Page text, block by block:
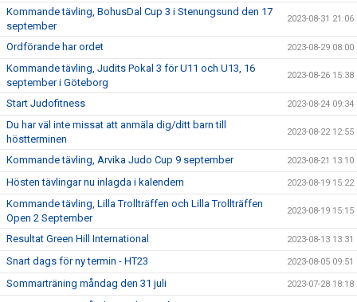
Kommande tävling, BohusDal Cup 3 i Stenungsund den 17
september
2023-08-31 21:06
Ordförande har ordet 2023-08-29 08:00
Kommande tävling, Judits Pokal 3 för U11 och U13, 16
september i Göteborg
2023-08-26 15:38
Start Judofitness 2023-08-24 09:34
Du har väl inte missat att anmäla dig/ditt barn till
höstterminen
2023-08-22 12:55
Kommande tävling, Arvika Judo Cup 9 september 2023-08-21 13:10
Hösten tävlingar nu inlagda i kalendern 2023-08-19 15:22
Kommande tävling, Lilla Trollträffen och Lilla Trollträffen
Open 2 September
2023-08-19 15:15
Resultat Green Hill International 2023-08-13 13:31
Snart dags för ny termin - HT23 2023-08-05 09:51
Sommarträning måndag den 31 juli 2023-07-28 18:18